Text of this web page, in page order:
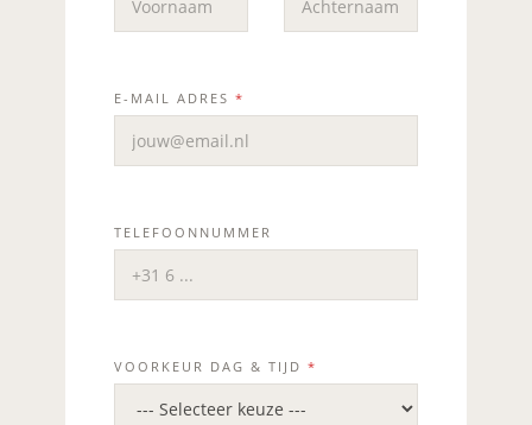
E-MAIL ADRES *
TELEFOONNUMMER
VOORKEUR DAG & TIJD *